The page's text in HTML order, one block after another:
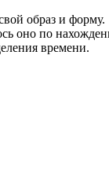
образ и
по
времени.